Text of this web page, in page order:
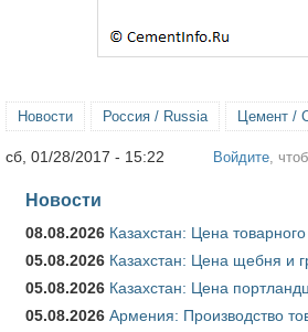
Новости Россия / Russia Цемент /
сб, 01/28/2017 - 15:22 Войдите ,
Новости
08.08.2026 Казахстан: Цена
05.08.2026 Казахстан: Цена щебня и
05.08.2026 Казахстан: Цена
05.08.2026 Армения: Производство